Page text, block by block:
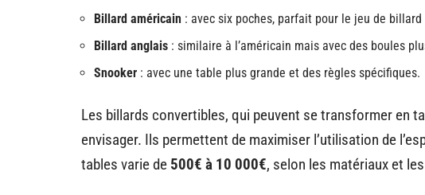
Billard américain : avec six poches, parfait pour le jeu de billard
Billard anglais : similaire à l’américain mais avec des boules
Snooker : avec une table plus grande et des règles spécifiques.
Les billards convertibles, qui peuvent se transformer en
envisager. Ils permettent de maximiser l’utilisation de
tables varie de 500€ à 10 000€, selon les matériaux et